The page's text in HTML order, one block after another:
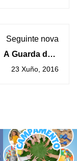
Seguinte nova
A Guarda da a
benvida ó verán
23 Xuño, 2016